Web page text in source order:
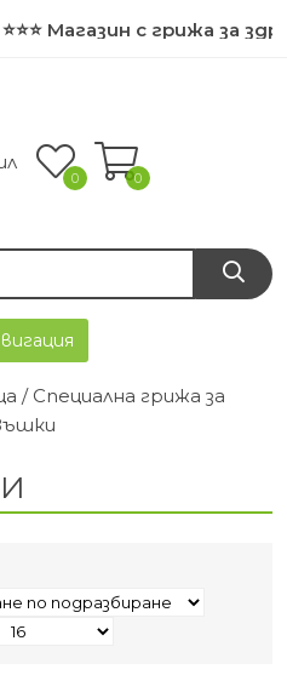
Магазин с грижа за
0 0
/ Специална грижа за